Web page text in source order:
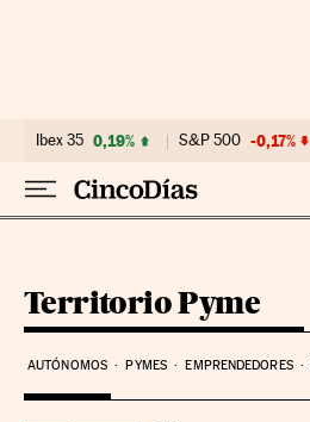
Ibex 35 0,19% S&P 500 -0,17%
Territorio Pyme
AUTÓNOMOS PYMES EMPRENDEDORES